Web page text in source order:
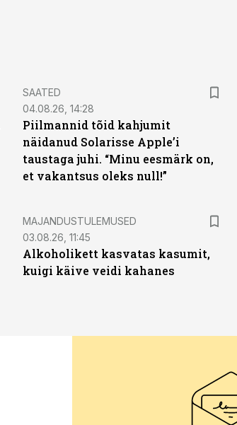
SAATED
04.08.26, 14:28
Piilmannid tõid kahjumit
näidanud Solarisse Apple’i
taustaga juhi. “Minu eesmärk on,
et vakantsus oleks null!”
MAJANDUSTULEMUSED
03.08.26, 11:45
Alkoholikett kasvatas kasumit,
kuigi käive veidi kahanes